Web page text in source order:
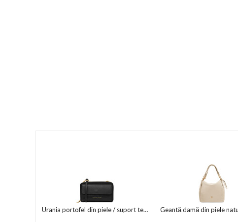
Urania portofel din piele / suport telefon cu bandulieră Negru